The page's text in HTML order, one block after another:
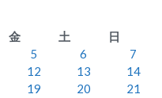
金 土
日
5 6
7
12 13
14
19 20
21